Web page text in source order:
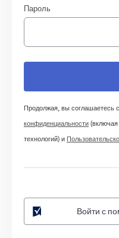
Пароль
Продолжая, вы соглашаетесь
конфиденциальности
технологий) и
Войти с